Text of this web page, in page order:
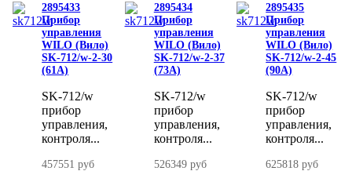
2895433
Прибор
управления
WILO (Вило)
SK-712/w-2-30
(61A)
SK-712/w
прибор
управления,
контроля...
457551 руб
2895434
Прибор
управления
WILO (Вило)
SK-712/w-2-37
(73A)
SK-712/w
прибор
управления,
контроля...
526349 руб
2895435
Прибор
управления
WILO (Вило)
SK-712/w-2-45
(90A)
SK-712/w
прибор
управления,
контроля...
625818 руб